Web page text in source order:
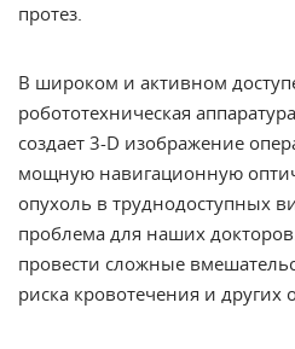
протез.
В широком и активном
робототехническая
создает 3-D изображение
мощную навигационную
опухоль в труднодоступных
проблема для наших
провести сложные
риска кровотечения и других